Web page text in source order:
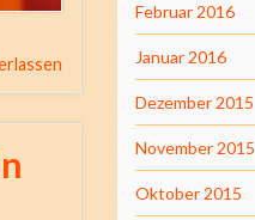
Februar 2016
Januar 2016
Dezember 2015
November 2015
Oktober 2015